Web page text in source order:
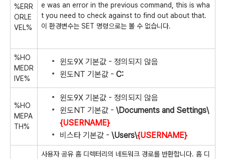
%ERR
ORLE
VEL%
e was an error in the previous command, this is wha
t you need to check against to find out about that.
이 환경변수는 SET 명령으로는 볼 수 없습니다.
%HO
MEDR
IVE%
윈도9X 기본값 - 정의되지 않음
윈도NT 기본값 - C:
%HO
MEPA
TH%
윈도9X 기본값 - 정의되지 않음
윈도NT 기본값 - \Documents and Settings\
{USERNAME}
비스타 기본값 - \Users\{USERNAME}
사용자 공유 홈 디렉터리의 네트워크 경로를 반환합니다. 홈 디